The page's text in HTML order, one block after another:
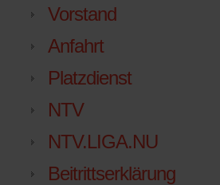
Vorstand
Anfahrt
Platzdienst
NTV
NTV.LIGA.NU
Beitrittserklärung